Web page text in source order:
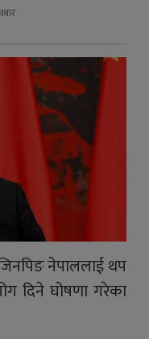
नेपाललाई थप
दिने घोषणा गरेका